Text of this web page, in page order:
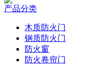
产品分类
木质防火门
钢质防火门
防火窗
防火卷帘门